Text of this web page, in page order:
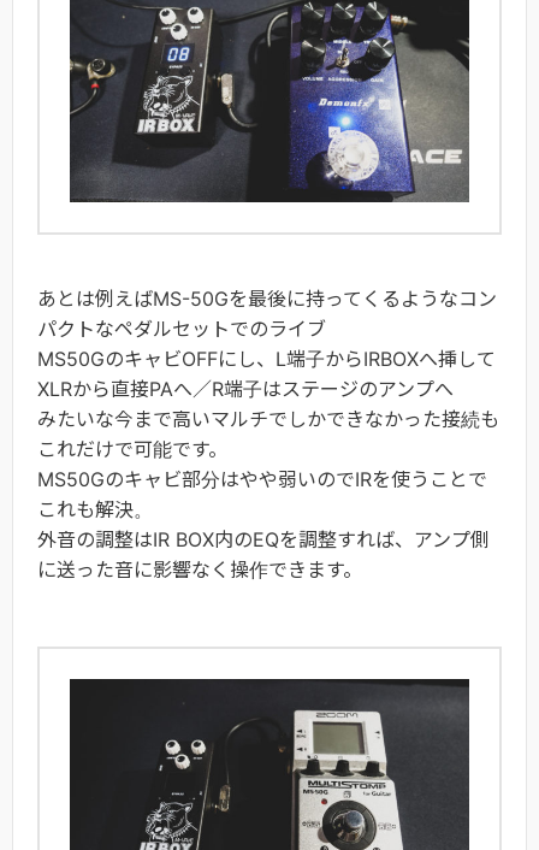
あとは例えばMS-50Gを最後に持ってくるようなコン
パクトなペダルセットでのライブ
MS50GのキャビOFFにし、L端子からIRBOXへ挿して
XLRから直接PAへ／R端子はステージのアンプへ
みたいな今まで高いマルチでしかできなかった接続も
これだけで可能です。
MS50Gのキャビ部分はやや弱いのでIRを使うことで
これも解決。
外音の調整はIR BOX内のEQを調整すれば、アンプ側
に送った音に影響なく操作できます。